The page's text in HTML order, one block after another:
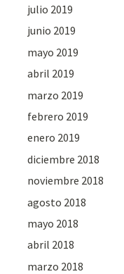
julio 2019
junio 2019
mayo 2019
abril 2019
marzo 2019
febrero 2019
enero 2019
diciembre 2018
noviembre 2018
agosto 2018
mayo 2018
abril 2018
marzo 2018